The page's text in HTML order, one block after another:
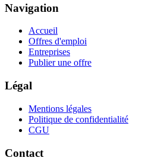
Navigation
Accueil
Offres d'emploi
Entreprises
Publier une offre
Légal
Mentions légales
Politique de confidentialité
CGU
Contact